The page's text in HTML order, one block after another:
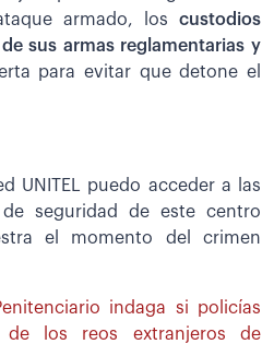
armado, los custodios
sus armas reglamentarias y
para evitar que detone el
UNITEL puedo acceder a las
seguridad de este centro
el momento del crimen
indaga si policías
los reos extranjeros de